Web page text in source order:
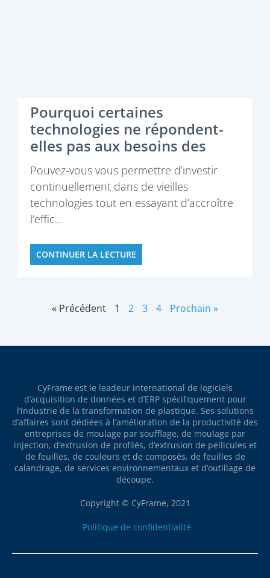
Pourquoi certaines
technologies ne répondent-
elles pas aux besoins des
transformateurs?
Pouvez-vous vous permettre d’investir
continuellement dans de vieilles
technologies tout en essayant d’accroître
l’effic…
CONTINUER LA LECTURE
« Précédent 1 2 3 4 Prochain »
CyFrame est le leadeur international de logiciels
d’acquisition de données et d’ERP spécifiquement pour
l’industrie de la transformation de plastique. Ses solutions
d’affaires sont dédiées à l’amélioration de la productivité des
entreprises de moulage par soufflage, de moulage par
injection, d’extrusion de profilés, d’extrusion de pellicules et
de feuilles, de couleurs et de composés, de feuilles de
calandrage, de services environnementaux et d’outillage de
découpe.
Copyright © CyFrame, 2021
Politique de confidentialité